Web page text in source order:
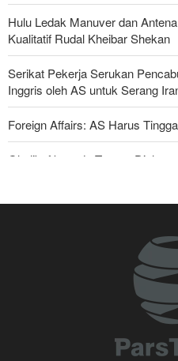
Hulu Ledak Manuver dan
Kualitatif Rudal Kheibar Shekan
Serikat Pekerja Serukan
Inggris oleh AS untuk Serang
Foreign Affairs: AS Harus
Ghalibaf kepada Trump:
Araghchi kepada Negara
Sendiri dan Jalin Persaudaraan
Joe Kent: Komunitas Intelijen
Suara Mereka Dibungkam
Mengapa Lobi Zionis di Amerika